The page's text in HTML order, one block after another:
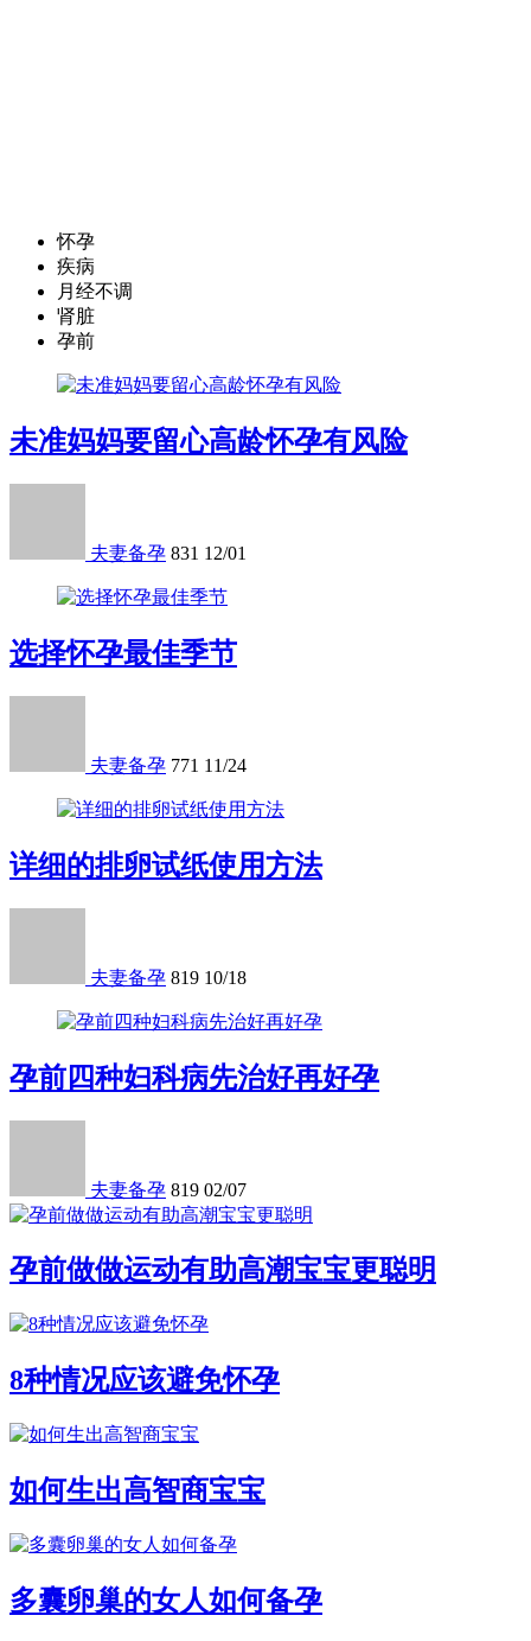
怀孕
疾病
月经不调
肾脏
孕前
未准妈妈要留心高龄怀孕有风险
夫妻备孕 831 12/01
选择怀孕最佳季节
夫妻备孕 771 11/24
详细的排卵试纸使用方法
夫妻备孕 819 10/18
孕前四种妇科病先治好再好孕
夫妻备孕 819 02/07
孕前做做运动有助高潮宝宝更聪明
8种情况应该避免怀孕
如何生出高智商宝宝
多囊卵巢的女人如何备孕